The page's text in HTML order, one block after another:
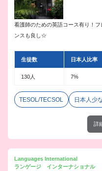
看護師のための英語コース有り！
ンスも良し☆
生徒数 日本人比率
130人 7%
TESOL/TECSOL 日本人少
詳
Languages International
ランゲージ インターナショナル